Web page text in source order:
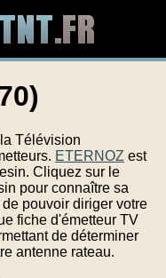
Télévision
ETERNOZ est
Cliquez sur le
pour connaître sa
pouvoir diriger votre
fiche d'émetteur TV
de déterminer
antenne rateau.